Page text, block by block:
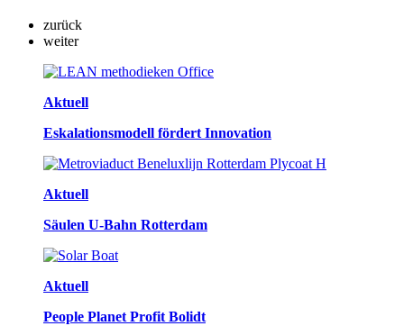
zurück
weiter
Aktuell
Eskalationsmodell fördert Innovation
Aktuell
Säulen U-Bahn Rotterdam
Aktuell
People Planet Profit Bolidt